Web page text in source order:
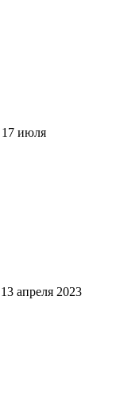
17 июля
13 апреля 2023